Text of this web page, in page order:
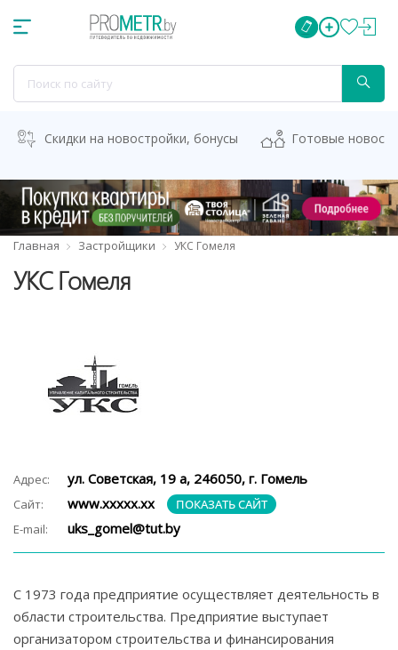
Скидки на новостройки, бонусы Готовые
Главная Застройщики УКС Гомеля
УКС Гомеля
Адрес: ул. Советская, 19 а, 246050, г. Гомель
Сайт: www.ххххх.хх
ПОКАЗАТЬ САЙТ
E-mail:
uks_gomel@tut.by
С 1973 года предприятие осуществляет деятельность в
области строительства. Предприятие выступает
организатором строительства и финансирования